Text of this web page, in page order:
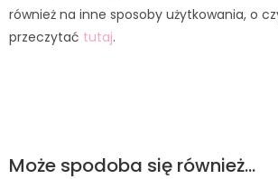
również na inne sposoby użytkowania, o
przeczytać tutaj.
Może spodoba się również…